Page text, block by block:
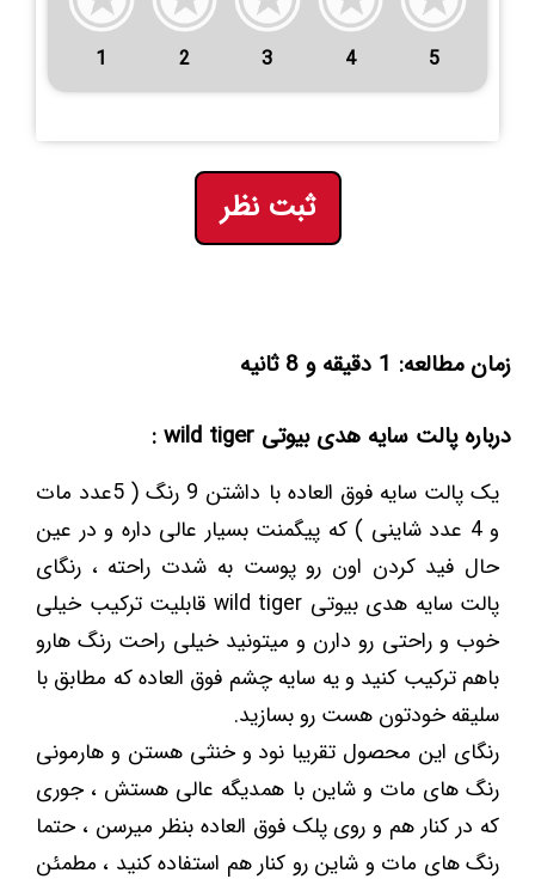
1 2 3 4 5
ثبت نظر
زمان مطالعه: 1 دقیقه و 8 ثانیه
درباره پالت سایه هدی بیوتی wild tiger :
یک پالت سایه فوق العاده با داشتن 9 رنگ ( 5عدد مات
و 4 عدد شاینی ) که پیگمنت بسیار عالی داره و در عین
حال فید کردن اون رو پوست به شدت راحته ، رنگای
پالت سایه هدی بیوتی wild tiger قابلیت ترکیب خیلی
خوب و راحتی رو دارن و میتونید خیلی راحت رنگ هارو
باهم ترکیب کنید و یه سایه چشم فوق العاده که مطابق با
سلیقه خودتون هست رو بسازید.
رنگای این محصول تقریبا نود و خنثی هستن و هارمونی
رنگ های مات و شاین با همدیگه عالی هستش ، جوری
که در کنار هم و روی پلک فوق العاده بنظر میرسن ، حتما
رنگ های مات و شاین رو کنار هم استفاده کنید ، مطمئن